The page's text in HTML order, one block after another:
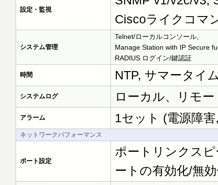
設定・監視
Ciscoライクコマ
システム管理
Telnet/ローカルコンソール,
Manage Station with IP Secure
RADIUS ログイン/鍵認証
時間 NTP, サマータイ
システムログ ローカル、リモ
アラーム 1セット (電源障
ネットワークパフォーマンス
ポート設定
ポートリンクス
ートの有効化/無